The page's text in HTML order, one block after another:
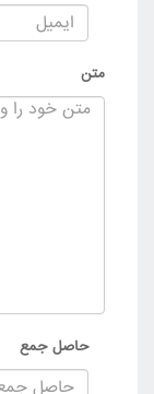
متن
حاصل جمع